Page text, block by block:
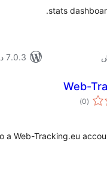
stats
7.0.3 دا سىنالغان
Web-
(0 ئومۇمىي
دەرىجە
)
a Web-Tracking.eu